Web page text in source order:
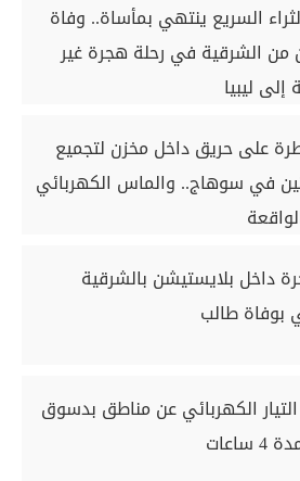
السريع ينتهي بمأساة.. وفاة
من الشرقية في رحلة هجرة غير
ليبيا
على حريق داخل مخزن لتجميع
في سوهاج.. والماس الكهربائي
داخل بلايستيشن بالشرقية
بوفاة طالب
الكهربائي عن مناطق بدسوق